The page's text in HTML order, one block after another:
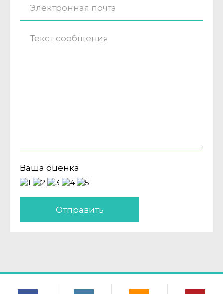
Ваша оценка
Отправить